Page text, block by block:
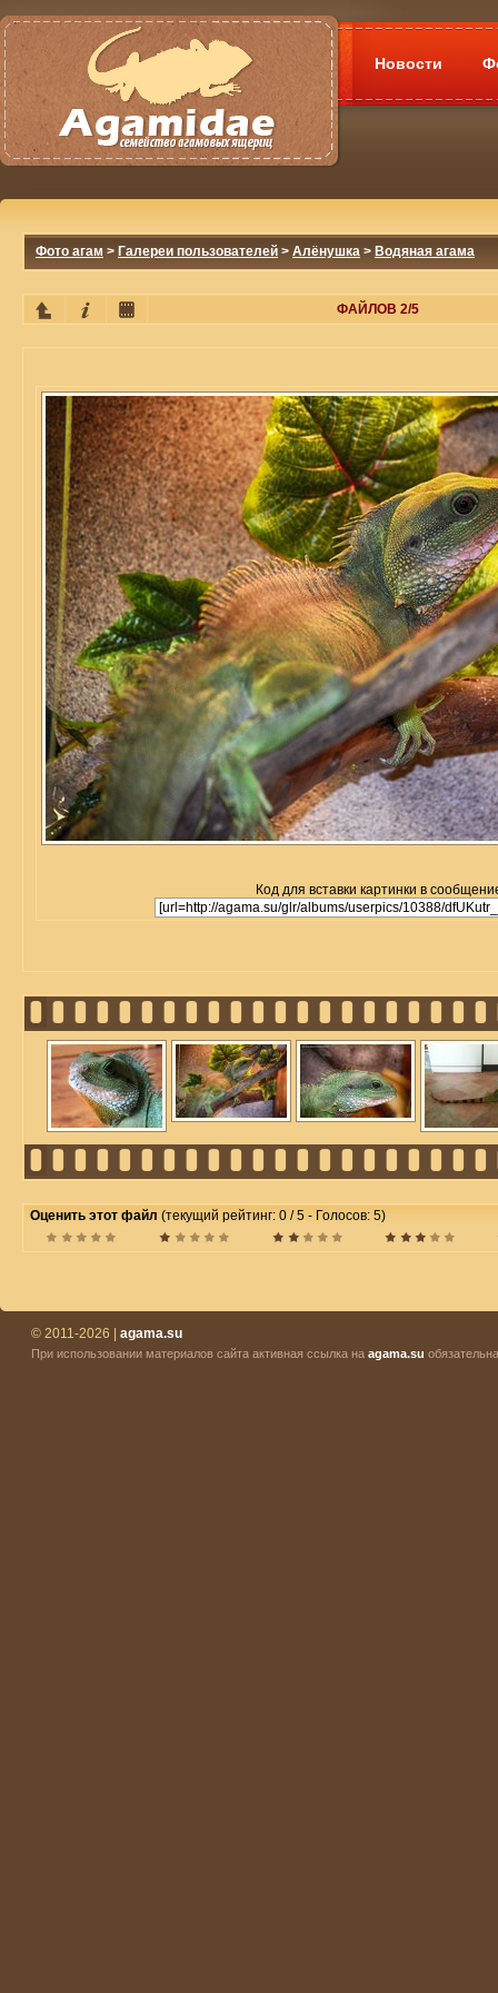
Новости
Фото агам > Галереи пользователей > Алёнушка > Водяная агама
ФАЙЛОВ 2/5
Код для вставки картинки в
Оценить этот файл (текущий рейтинг: 0 / 5 - Голосов: 5)
© 2011-2026 | agama.su
При использовании материалов сайта активная ссылка на agama.su